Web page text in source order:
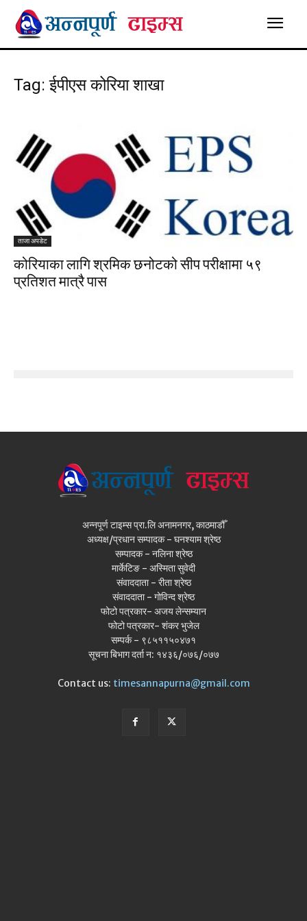
Tag: ईपीएस कोरिया शाखा
ताजा अपडेट
कोरियाका लागि श्रमिक छनोटको सीप परीक्षामा ५९
प्रतिशत मात्रै पास
अन्नपूर्ण टाइम्स प्रा.लि अनामनगर, काठमाडौँ
अध्यक्ष/प्रधान सम्पादक - घनश्याम श्रेष्ठ
सम्पादक - नलिना श्रेष्ठ
मार्केटिङ - अस्मिता सुवेदी
संवाददाता - रीता श्रेष्ठ
संवाददाता - गोविन्द श्रेष्ठ
फोटो पत्रकार- अजय लेन्सम्यान
फोटो पत्रकार- शंकर भुजेल
सम्पर्क - ९८५११५०४७१
सूचना बिभाग दर्ता न: १४३६/०७६/०७७
Contact us: timesannapurna@gmail.com